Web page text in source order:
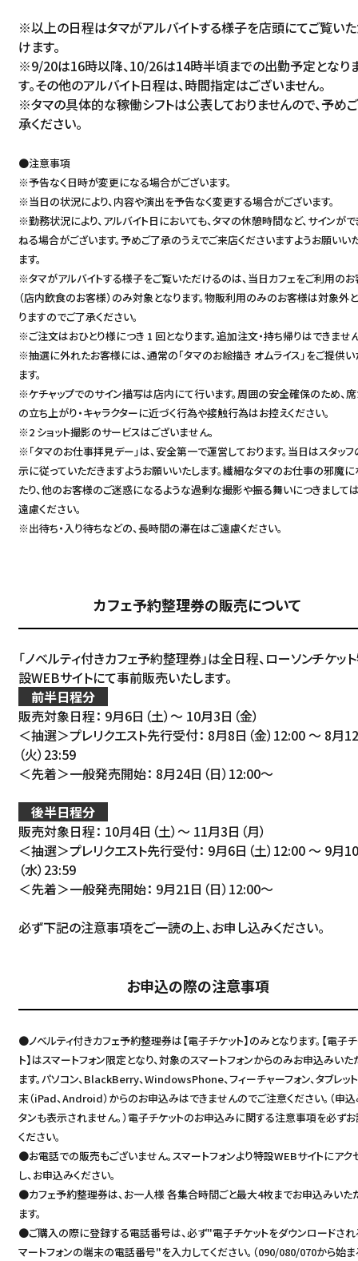
日本語
※以上の日程はタマがアルバイトする様子を店頭にてご覧い
けます。
※9/20は16時以降、10/26は14時半頃までの出勤予定となり
す。その他のアルバイト日程は、時間指定はございません。
※タマの具体的な稼働シフトは公表しておりませんので、予め
承ください。
●注意事項
※予告なく日時が変更になる場合がございます。
※当日の状況により、内容や演出を予告なく変更する場合がございます。
※勤務状況により、アルバイト日においても、タマの休憩時間など、サインが
ねる場合がございます。予めご了承のうえでご来店くださいますようお願いい
ます。
※タマがアルバイトする様子をご覧いただけるのは、当日カフェをご利用の
（店内飲食のお客様）のみ対象となります。物販利用のみのお客様は対象外
りますのでご了承ください。
※ご注文はおひとり様につき 1 回となります。追加注文・持ち帰りはできませ
※抽選に外れたお客様には、通常の「タマのお絵描き オムライス」をご提供い
ます。
※ケチャップでのサイン描写は店内にて行います。周囲の安全確保のため、
の立ち上がり・キャラクターに近づく行為や接触行為はお控えください。
※2 ショット撮影のサービスはございません。
※「タマのお仕事拝見デー」は、安全第一で運営しております。当日はスタッ
示に従っていただきますようお願いいたします。繊細なタマのお仕事の邪魔に
たり、他のお客様のご迷惑になるような過剰な撮影や振る舞いにつきまして
遠慮ください。
※出待ち・入り待ちなどの、長時間の滞在はご遠慮ください。
カフェ予約整理券の販売について
「ノベルティ付きカフェ予約整理券」は全日程、ローソンチケッ
設WEBサイトにて事前販売いたします。
前半日程分
販売対象日程： 9月6日（土）～ 10月3日（金）
＜抽選＞プレリクエスト先行受付： 8月8日（金）12:00 ～ 8月
（火）23:59
＜先着＞一般発売開始： 8月24日（日）12:00～
後半日程分
販売対象日程： 10月4日（土）～ 11月3日（月）
＜抽選＞プレリクエスト先行受付： 9月6日（土）12:00 ～ 9月
（水）23:59
＜先着＞一般発売開始： 9月21日（日）12:00～
必ず下記の注意事項をご一読の上、お申し込みください。
お申込の際の注意事項
●ノベルティ付きカフェ予約整理券は【電子チケット】のみとなります。【電子
ト】はスマートフォン限定となり、対象のスマートフォンからのみお申込みい
ます。パソコン、BlackBerry、WindowsPhone、フィーチャーフォン、タブレッ
末（iPad、Android）からのお申込みはできませんのでご注意ください。（申
タンも表示されません。）電子チケットのお申込みに関する注意事項を必ず
ください。
●お電話での販売もございません。スマートフォンより特設WEBサイトにアク
し、お申込みください。
●カフェ予約整理券は、お一人様 各集合時間ごと最大4枚までお申込みいた
ます。
●ご購入の際に登録する電話番号は、必ず"電子チケットをダウンロードされ
マートフォンの端末の電話番号"を入力してください。（090/080/070から始